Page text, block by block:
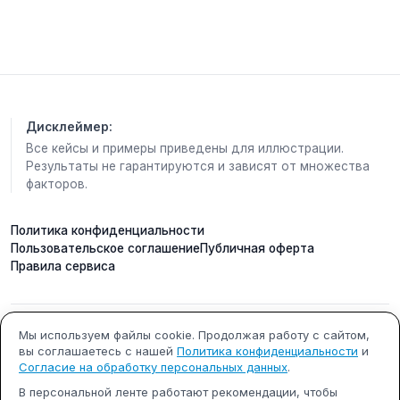
пляжного отдыха.
Хотите в Таиланд в мае -пишите в лсдаты и
состав, чтобы рассчитать тур на свои параметры
💌
Дисклеймер:
Все кейсы и примеры приведены для иллюстрации.
Результаты не гарантируются и зависят от множества
факторов.
Политика конфиденциальности
Пользовательское соглашениеПубличная оферта
Правила сервиса
ИП Кобилинский Артем
Сергеевич
ИНН 615490002327
ОГРНИП 322619600000731
Мы используем файлы cookie. Продолжая работу с сайтом,
вы соглашаетесь с нашей Политика конфиденциальности и
Согласие на обработку персональных данных.
В персональной ленте работают рекомендации, чтобы